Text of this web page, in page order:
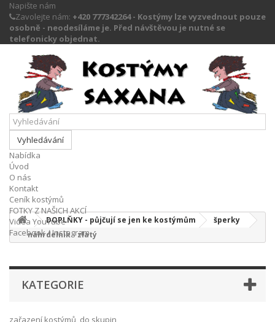
Napište nám
Zavolejte nám: +420 777342264 - Kostýmy lze vyzvednout pouze
osobně - neodesíláme je. Před návštěvou je nutné se
telefonicky objednat.
Vyhledávání
Nabídka
Úvod
O nás
Kontakt
Ceník kostýmů
FOTKY Z NAŠICH AKCÍ
Videa YouTube
Facebook / Instagram
DOPLŇKY - půjčují se jen ke kostýmům
šperky
náhrdelník - zlatý
KATEGORIE
zařazení kostýmů do skupin